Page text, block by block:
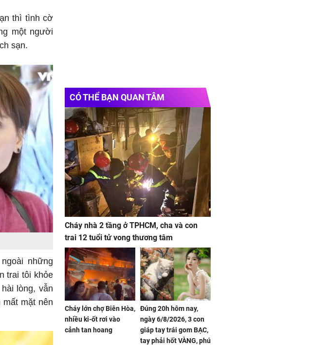
thì tình cờ
một người
sạn.
những
trai tôi khỏe
lòng, vẫn
mặt nên
CÓ THỂ BẠN QUAN TÂM
Cháy nhà 2 tầng ở TPHCM, cha và con
trai 12 tuổi tử vong thương tâm
Cháy lớn chợ Biên Hòa,
nhiều ki-ốt rơi vào
cảnh tan hoang
Đúng 20h hôm nay,
ngày 6/8/2026, 3 con
giáp tay trái gom BẠC,
tay phải hốt VÀNG, phú